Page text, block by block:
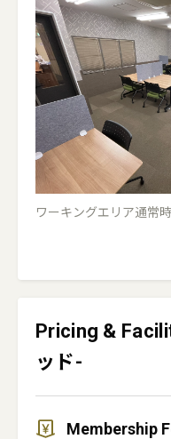
ワーキングエリア通常
Pricing &
ッド-
Membership